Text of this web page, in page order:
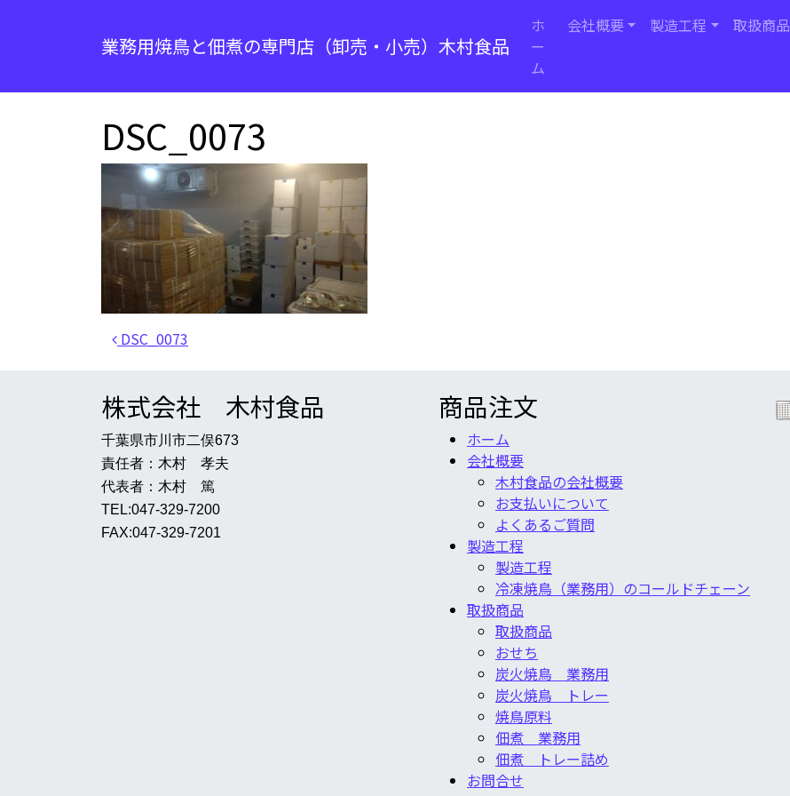
ああ メインナビゲーション
業務用焼鳥と佃煮の専門店（卸売・小売）木村食品
ホ
ー
ム
会社概要 製造工程 取扱商品
DSC_0073
投稿ナビゲーション
DSC_0073
株式会社 木村食品
千葉県市川市二俣673
責任者：木村 孝夫
代表者：木村 篤
TEL:047-329-7200
FAX:047-329-7201
商品注文
ホーム
会社概要
木村食品の会社概要
お支払いについて
よくあるご質問
製造工程
製造工程
冷凍焼鳥（業務用）のコールドチェーン
取扱商品
取扱商品
おせち
炭火焼鳥 業務用
炭火焼鳥 トレー
焼鳥原料
佃煮 業務用
佃煮 トレー詰め
お問合せ